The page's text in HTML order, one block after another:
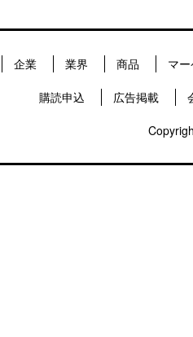
企業 業界 商品 マ
購読申込 広告掲載